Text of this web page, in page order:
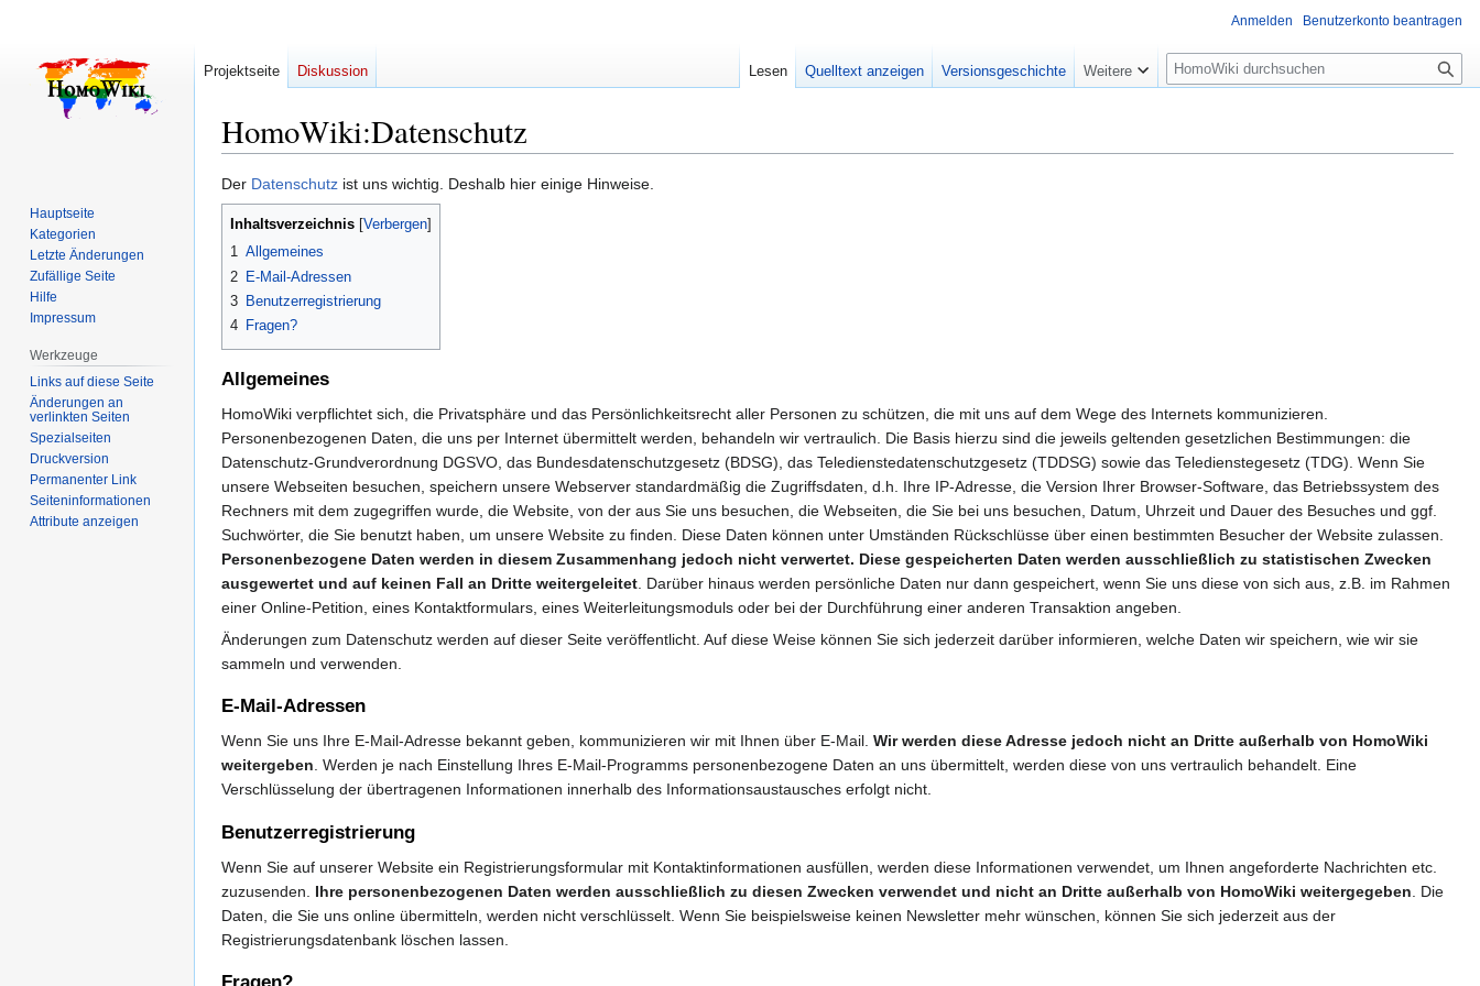
HomoWiki:Datenschutz
Zur
Navigation
springen
Zur
Suche
springen
Der Datenschutz ist uns wichtig. Deshalb hier einige Hinweise.
Inhaltsverzeichnis
1 Allgemeines
2 E-Mail-Adressen
3 Benutzerregistrierung
4 Fragen?
Allgemeines
HomoWiki verpflichtet sich, die Privatsphäre und das Persönlichkeitsrecht aller Personen zu schützen, die mit uns auf dem Wege des Internets kommunizieren.
Personenbezogenen Daten, die uns per Internet übermittelt werden, behandeln wir vertraulich. Die Basis hierzu sind die jeweils geltenden gesetzlichen Bestimmungen: die
Datenschutz-Grundverordnung DGSVO, das Bundesdatenschutzgesetz (BDSG), das Teledienstedatenschutzgesetz (TDDSG) sowie das Teledienstegesetz (TDG). Wenn Sie
unsere Webseiten besuchen, speichern unsere Webserver standardmäßig die Zugriffsdaten, d.h. Ihre IP-Adresse, die Version Ihrer Browser-Software, das Betriebssystem des
Rechners mit dem zugegriffen wurde, die Website, von der aus Sie uns besuchen, die Webseiten, die Sie bei uns besuchen, Datum, Uhrzeit und Dauer des Besuches und ggf.
Suchwörter, die Sie benutzt haben, um unsere Website zu finden. Diese Daten können unter Umständen Rückschlüsse über einen bestimmten Besucher der Website zulassen.
Personenbezogene Daten werden in diesem Zusammenhang jedoch nicht verwertet. Diese gespeicherten Daten werden ausschließlich zu statistischen Zwecken
ausgewertet und auf keinen Fall an Dritte weitergeleitet . Darüber hinaus werden persönliche Daten nur dann gespeichert, wenn Sie uns diese von sich aus, z.B. im Rahmen
einer Online-Petition, eines Kontaktformulars, eines Weiterleitungsmoduls oder bei der Durchführung einer anderen Transaktion angeben.
Änderungen zum Datenschutz werden auf dieser Seite veröffentlicht. Auf diese Weise können Sie sich jederzeit darüber informieren, welche Daten wir speichern, wie wir sie
sammeln und verwenden.
E-Mail-Adressen
Wenn Sie uns Ihre E-Mail-Adresse bekannt geben, kommunizieren wir mit Ihnen über E-Mail. Wir werden diese Adresse jedoch nicht an Dritte außerhalb von HomoWiki
weitergeben. Werden je nach Einstellung Ihres E-Mail-Programms personenbezogene Daten an uns übermittelt, werden diese von uns vertraulich behandelt. Eine
Verschlüsselung der übertragenen Informationen innerhalb des Informationsaustausches erfolgt nicht.
Benutzerregistrierung
Wenn Sie auf unserer Website ein Registrierungsformular mit Kontaktinformationen ausfüllen, werden diese Informationen verwendet, um Ihnen angeforderte Nachrichten etc.
zuzusenden. Ihre personenbezogenen Daten werden ausschließlich zu diesen Zwecken verwendet und nicht an Dritte außerhalb von HomoWiki weitergegeben . Die
Daten, die Sie uns online übermitteln, werden nicht verschlüsselt. Wenn Sie beispielsweise keinen Newsletter mehr wünschen, können Sie sich jederzeit aus der
Registrierungsdatenbank löschen lassen.
Anmelden Benutzerkonto beantragen
Projektseite Diskussion Lesen Quelltext anzeigen Versionsgeschichte Weitere
Suche
Hauptseite
Kategorien
Letzte Änderungen
Zufällige Seite
Hilfe
Impressum
Werkzeuge
Links auf diese Seite
Änderungen an
verlinkten Seiten
Spezialseiten
Druckversion
Permanenter Link
Seiten­­informationen
Attribute anzeigen